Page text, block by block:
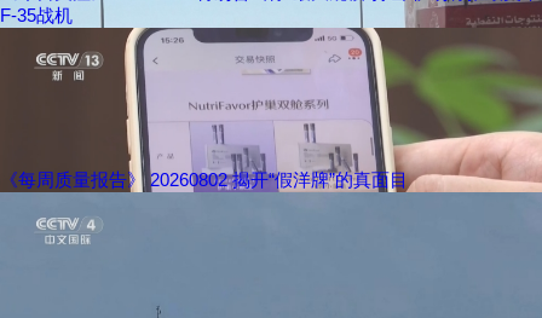
F-35战机
《每周质量报告》 20260802 揭开“假洋牌”的真面目